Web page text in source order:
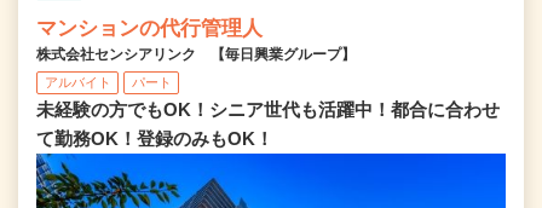
マンションの代行管理人
株式会社センシアリンク 【毎日興業グループ】
アルバイト パート
未経験の方でもOK！シニア世代も活躍中！都合に合わせ
て勤務OK！登録のみもOK！